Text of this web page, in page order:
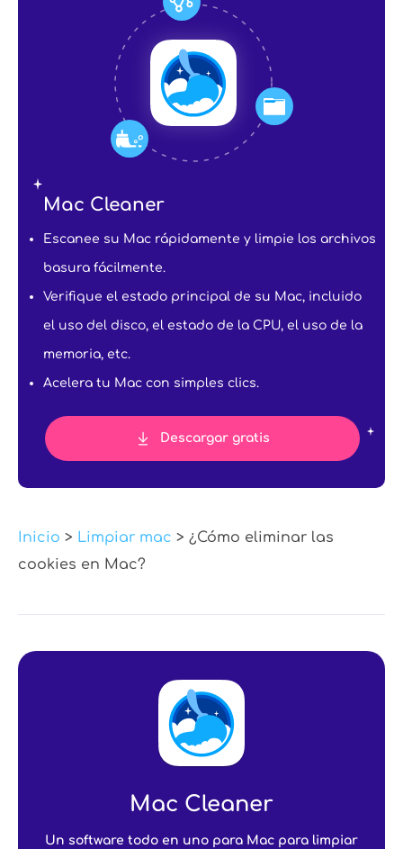
Mac Cleaner
Escanee su Mac rápidamente y limpie los archivos
basura fácilmente.
Verifique el estado principal de su Mac, incluido
el uso del disco, el estado de la CPU, el uso de la
memoria, etc.
Acelera tu Mac con simples clics.
Descargar gratis
Inicio > Limpiar mac > ¿Cómo eliminar las
cookies en Mac?
Mac Cleaner
Un software todo en uno para Mac para limpiar